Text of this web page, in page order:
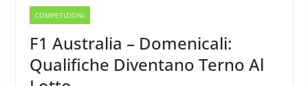
COMPETIZIONI
F1 Australia – Domenicali:
Qualifiche Diventano Terno Al